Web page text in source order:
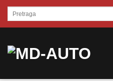
SkipPretraži: